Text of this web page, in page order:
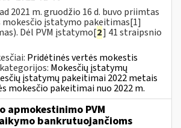
2021 m. gruodžio 16 d. buvo priimtas
mokesčio įstatymo pakeitimas[1]
Dėl PVM įstatymo[2] 41 straipsnio
Pridėtinės vertės mokestis
Mokesčių įstatymų
įstatymų pakeitimai 2022 metais
mokesčio pakeitimai nuo 2022 m.
apmokestinimo PVM
bankrutuojančioms